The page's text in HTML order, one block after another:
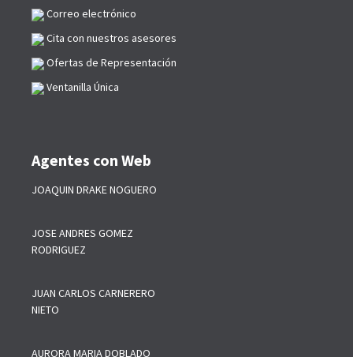
Correo electrónico
Cita con nuestros asesores
Ofertas de Representación
Ventanilla Única
Agentes con Web
JOAQUIN DRAKE NOGUERO
JOSE ANDRES GOMEZ
RODRIGUEZ
JUAN CARLOS CARNERERO
NIETO
AURORA MARIA DOBLADO